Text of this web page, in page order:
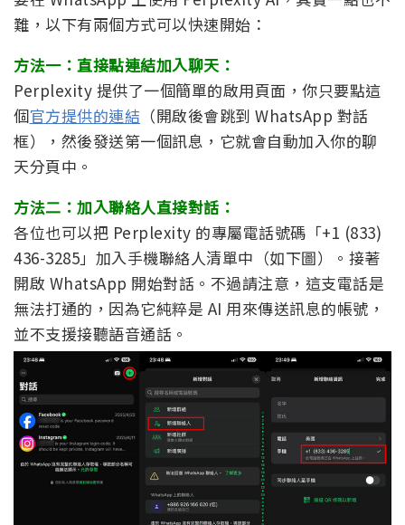
難，以下有兩個方式可以快速開始：
方法一：直接點連結加入聊天：
Perplexity 提供了一個簡單的啟用頁面，你只要點這
個官方提供的連結 （開啟後會跳到 WhatsApp 對話
框），然後發送第一個訊息，它就會自動加入你的聊
天分頁中。
方法二：加入聯絡人直接對話：
各位也可以把 Perplexity 的專屬電話號碼「+1 (833)
436-3285」加入手機聯絡人清單中（如下圖）。接著
開啟 WhatsApp 開始對話。不過請注意，這支電話是
無法打通的，因為它純粹是 AI 用來傳送訊息的帳號，
並不支援接聽語音通話。